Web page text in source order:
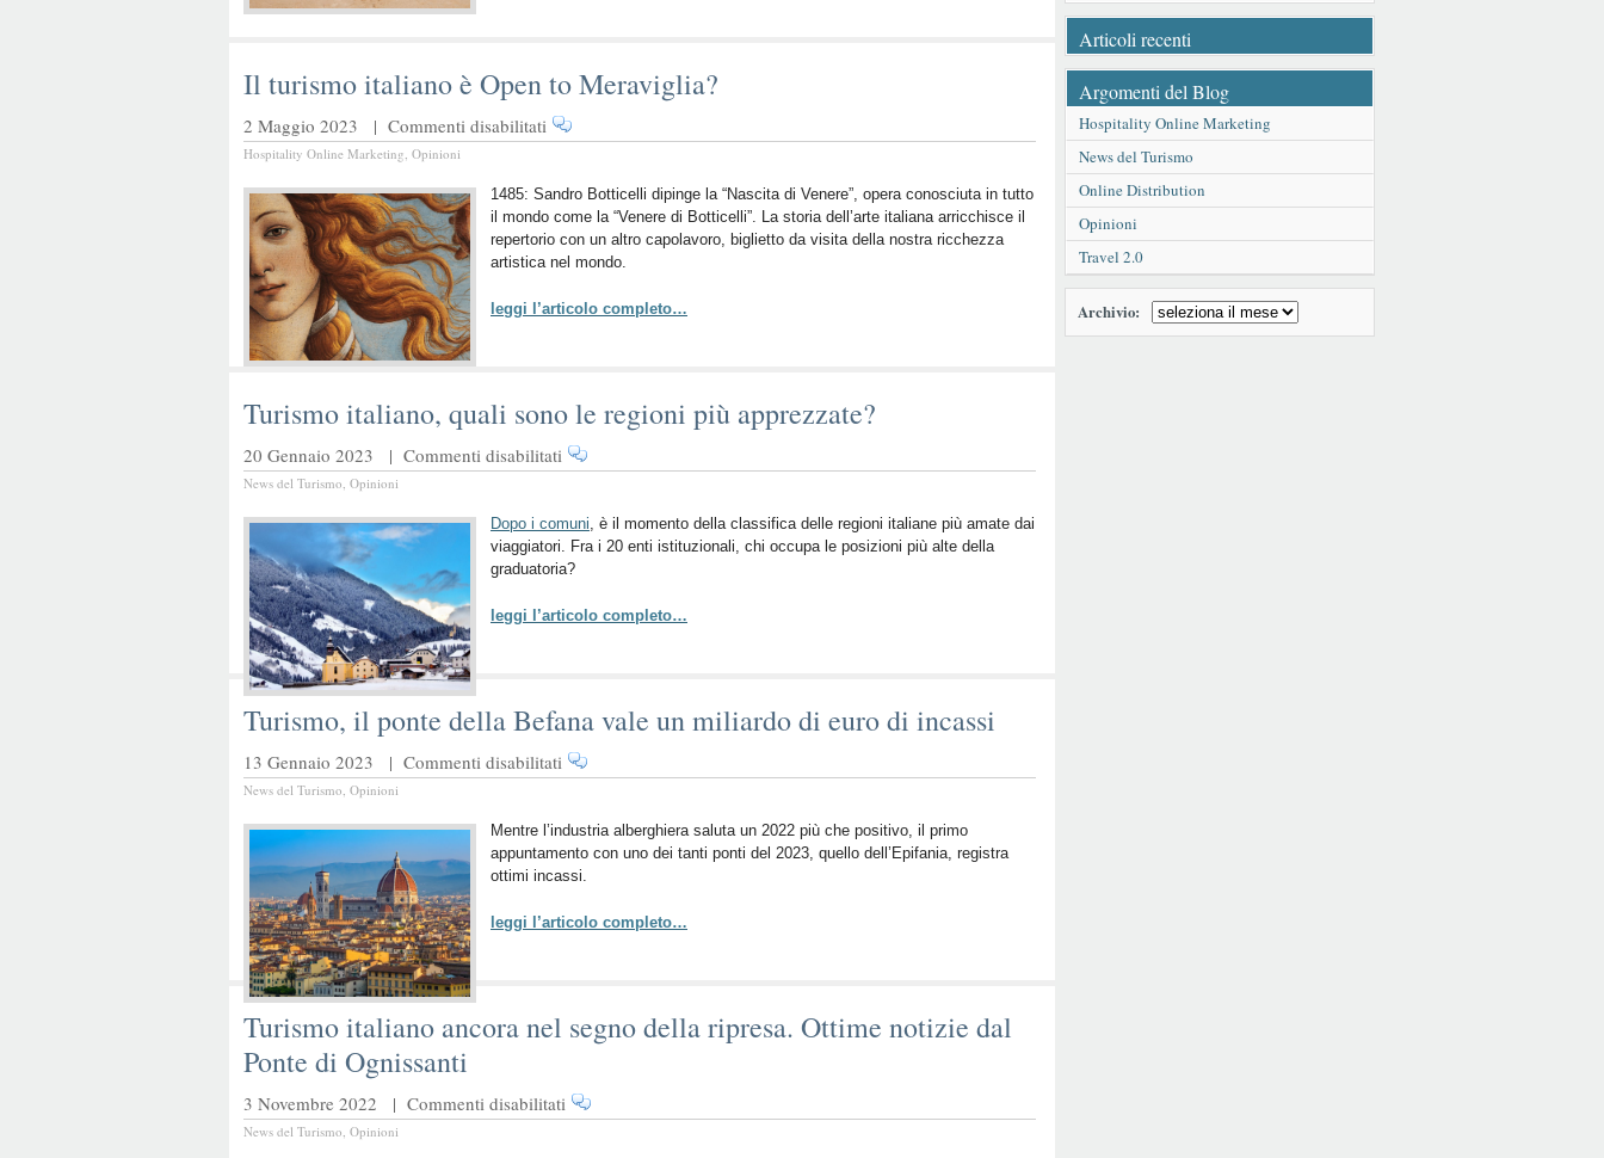
Italia
Il turismo italiano è Open to Meraviglia?
2 Maggio 2023 | Commenti disabilitati su
Il
italiano
è
Open
to
Hospitality Online Marketing, Opinioni
1485: Sandro Botticelli dipinge la “Nascita di Venere”, opera conosciuta in tutto
il mondo come la “Venere di Botticelli”. La storia dell’arte italiana arricchisce il
repertorio con un altro capolavoro, biglietto da visita della nostra ricchezza
artistica nel mondo.
leggi l’articolo completo…
Turismo italiano, quali sono le regioni più apprezzate?
20 Gennaio 2023 | Commenti disabilitati su
Turismo
quali
sono
le
più
News del Turismo, Opinioni
Dopo i comuni, è il momento della classifica delle regioni italiane più amate dai
viaggiatori. Fra i 20 enti istituzionali, chi occupa le posizioni più alte della
graduatoria?
leggi l’articolo completo…
Turismo, il ponte della Befana vale un miliardo di euro di incassi
13 Gennaio 2023 | Commenti disabilitati su
Turismo,
ponte
della
Befana
un
di
incassi
News del Turismo, Opinioni
Mentre l’industria alberghiera saluta un 2022 più che positivo, il primo
appuntamento con uno dei tanti ponti del 2023, quello dell’Epifania, registra
ottimi incassi.
leggi l’articolo completo…
Turismo italiano ancora nel segno della ripresa. Ottime notizie dal
Ponte di Ognissanti
3 Novembre 2022 | Commenti disabilitati su
Turismo
News del Turismo, Opinioni
Articoli recenti
Argomenti del Blog
Hospitality Online Marketing
News del Turismo
Online Distribution
Opinioni
Travel 2.0
Archivio: